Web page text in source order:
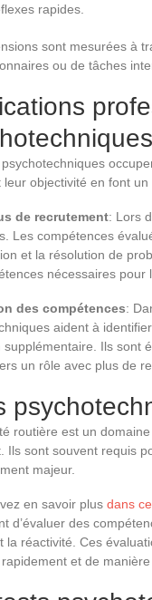
rapides.
sont mesurées à
ou de tâches
leur objectivité en font
de recrutement: Lors
Les compétences
et la résolution de
nécessaires pour
des compétences:
aident à
Ils sont
un rôle avec plus de
routière est un
Ils sont souvent requis
majeur.
en savoir plus dans
d’évaluer des
la réactivité. Ces
et de